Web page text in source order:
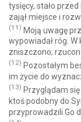
tysięcy, stało
zajął miejsce i
(11) Moją uwagę
wypowiadał róg. W
zniszczono;
(12) Pozostałym
im życie do
(13) Przyglądam się
ktoś podobny do
przyprowadzili Go